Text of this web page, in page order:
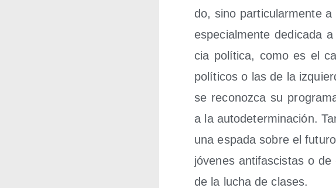
do, sino par­ti­cu­lar­men­te
espe­cial­men­te dedi­ca­da
cia polí­ti­ca, como es el
polí­ti­cos o las de la
se reco­noz­ca su
a la auto­de­ter­mi­na­ción.
una espa­da sobre el
jóve­nes anti­fas­cis­tas o
de la lucha de clases.